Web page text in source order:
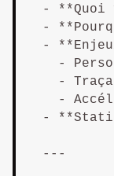
- **Quoi
-
-
-
-
-
-
---